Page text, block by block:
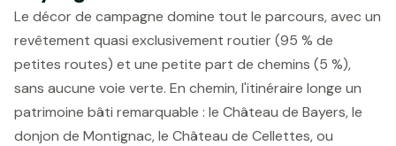
Le décor de campagne domine tout le parcours, avec un
revêtement quasi exclusivement routier (95 % de
petites routes) et une petite part de chemins (5 %),
sans aucune voie verte. En chemin, l'itinéraire longe un
patrimoine bâti remarquable : le Château de Bayers, le
donjon de Montignac, le Château de Cellettes, ou